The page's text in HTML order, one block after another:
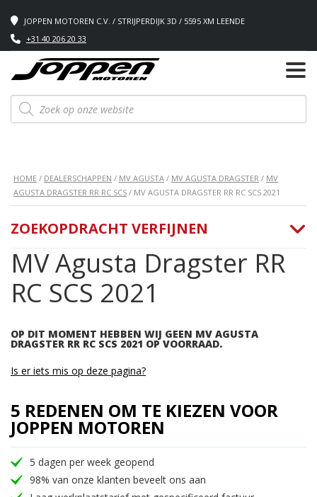
JOPPEN MOTOREN C.V. / STRIJPERDIJK 3D / 5595 XM LEENDE
+31 40 206 20 33
Producten
zoeken
HOME / DEALERSCHAPPEN / MV AGUSTA / MV AGUSTA DRAGSTER / MV
AGUSTA DRAGSTER RR RC SCS / MV AGUSTA DRAGSTER RR RC SCS 2021
MV Agusta Dragster RR
RC SCS 2021
OP DIT MOMENT HEBBEN WIJ GEEN MV AGUSTA
DRAGSTER RR RC SCS 2021 OP VOORRAAD.
ZOEKOPDRACHT VERFIJNEN
Is er iets mis op deze pagina?
5 REDENEN OM TE KIEZEN VOOR
JOPPEN MOTOREN
5 dagen per week geopend
98% van onze klanten beveelt ons aan